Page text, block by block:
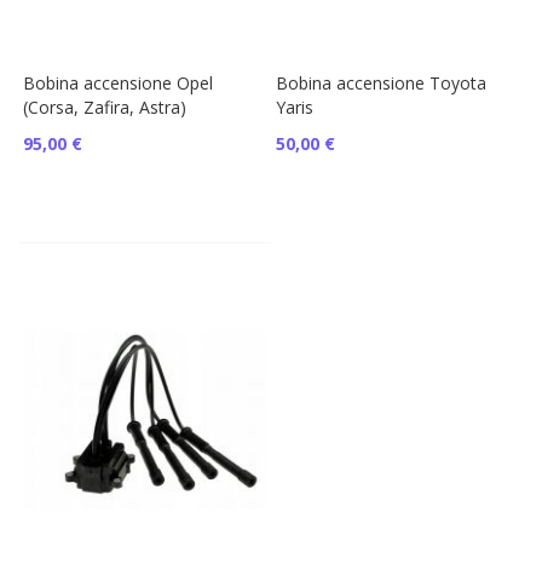
Bobina accensione Opel
(Corsa, Zafira, Astra)
95,00 €
Bobina accensione Toyota
Yaris
50,00 €